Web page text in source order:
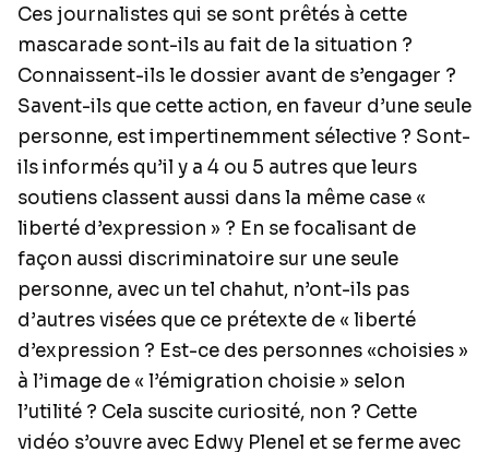
Ces journalistes qui se sont prêtés à cette
mascarade sont-ils au fait de la situation ?
Connaissent-ils le dossier avant de s’engager ?
Savent-ils que cette action, en faveur d’une seule
personne, est impertinemment sélective ? Sont-
ils informés qu’il y a 4 ou 5 autres que leurs
soutiens classent aussi dans la même case «
liberté d’expression » ? En se focalisant de
façon aussi discriminatoire sur une seule
personne, avec un tel chahut, n’ont-ils pas
d’autres visées que ce prétexte de « liberté
d’expression ? Est-ce des personnes «choisies »
à l’image de « l’émigration choisie » selon
l’utilité ? Cela suscite curiosité, non ? Cette
vidéo s’ouvre avec Edwy Plenel et se ferme avec